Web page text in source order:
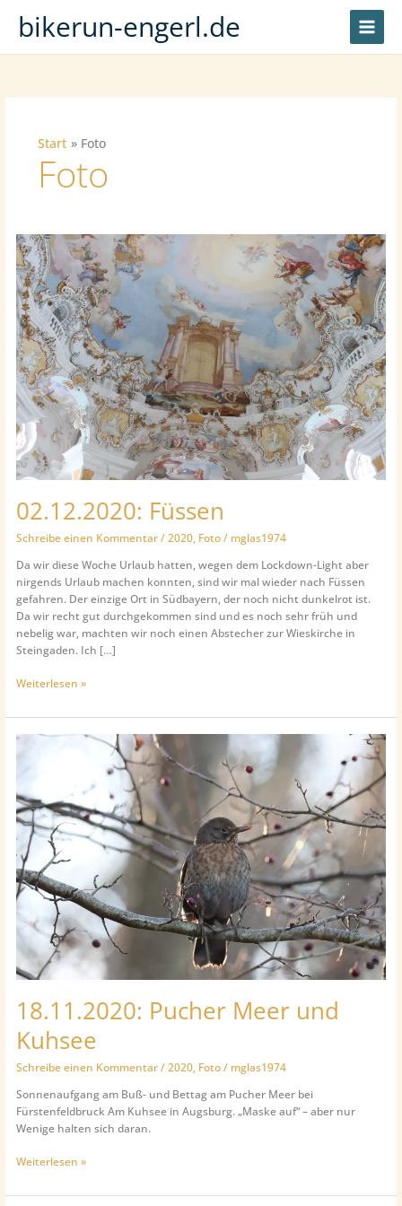
Inhalt
springen
bikerun-engerl.de
Start Foto
Foto
02.12.2020: Füssen
Schreibe einen Kommentar /2020, Foto/ mglas1974
Da wir diese Woche Urlaub hatten, wegen dem Lockdown-Light aber
nirgends Urlaub machen konnten, sind wir mal wieder nach Füssen
gefahren. Der einzige Ort in Südbayern, der noch nicht dunkelrot ist.
Da wir recht gut durchgekommen sind und es noch sehr früh und
nebelig war, machten wir noch einen Abstecher zur Wieskirche in
Steingaden. Ich […]
02.12.2020:
Weiterlesen »
18.11.2020: Pucher Meer und
Kuhsee
Schreibe einen Kommentar /2020, Foto/ mglas1974
Sonnenaufgang am Buß- und Bettag am Pucher Meer bei
Fürstenfeldbruck Am Kuhsee in Augsburg. „Maske auf“ – aber nur
Wenige halten sich daran.
18.11.2020:
Meer
Weiterlesen »